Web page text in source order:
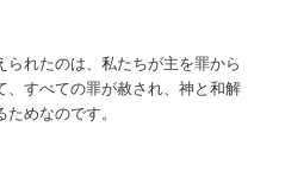
れたのは、私たちが主を罪から
すべての罪が赦され、神と和解
めなのです。